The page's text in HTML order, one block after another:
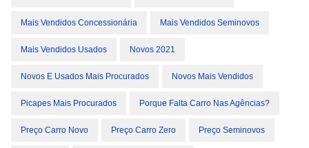
Mais Vendidos Concessionária Mais Vendidos Seminovos
Mais Vendidos Usados Novos 2021
Novos E Usados Mais Procurados Novos Mais Vendidos
Picapes Mais Procurados Porque Falta Carro Nas Agências?
Preço Carro Novo Preço Carro Zero Preço Seminovos